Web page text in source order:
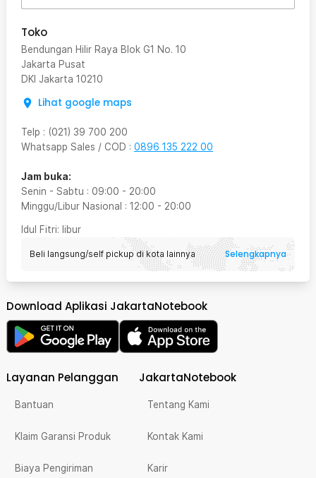
Toko
Bendungan Hilir Raya Blok G1 No. 10
Jakarta Pusat
DKI Jakarta 10210
Lihat google maps
Telp : (021) 39 700 200
Whatsapp Sales / COD : 0896 135 222 00
Jam buka:
Senin - Sabtu : 09:00 - 20:00
Minggu/Libur Nasional : 12:00 - 20:00
Idul Fitri: libur
Beli langsung/self pickup di kota lainnya Selengkapnya
Download Aplikasi JakartaNotebook
Layanan Pelanggan
Bantuan
Klaim Garansi Produk
Biaya Pengiriman
JakartaNotebook
Tentang Kami
Kontak Kami
Karir